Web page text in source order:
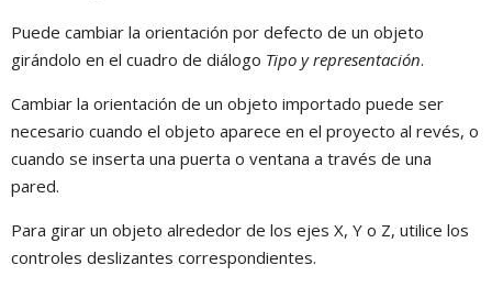
Puede cambiar la orientación por defecto de un objeto
girándolo en el cuadro de diálogo Tipo y representación.
Cambiar la orientación de un objeto importado puede ser
necesario cuando el objeto aparece en el proyecto al revés, o
cuando se inserta una puerta o ventana a través de una
pared.
Para girar un objeto alrededor de los ejes X, Y o Z, utilice los
controles deslizantes correspondientes.